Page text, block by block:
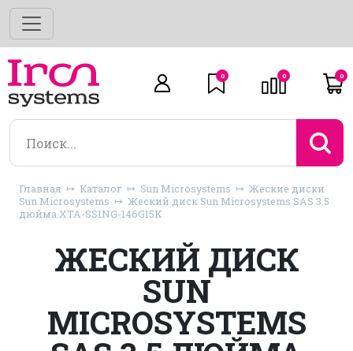
0 0 0
Главная Каталог Sun Microsystems
Жеские диски
Sun Microsystems
Жеский диск Sun Microsystems SAS 3.5
дюйма XTA-SS1NG-146G15K
ЖЕСКИЙ ДИСК
SUN
MICROSYSTEMS